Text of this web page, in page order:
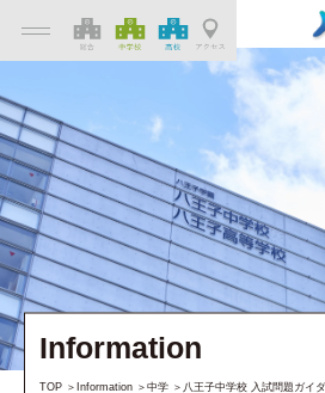
Information
TOP Information 中学
八王子中学校 入試問題ガイ